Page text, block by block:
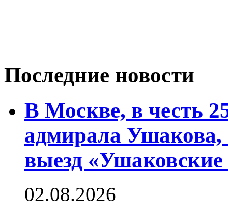
Последние новости
В Москве, в честь
адмирала Ушакова,
выезд
02.08.2026